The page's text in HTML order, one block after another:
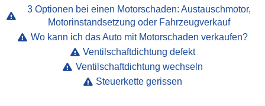
3 Optionen bei einen Motorschaden: Austauschmotor,
Motorinstandsetzung oder Fahrzeugverkauf
Wo kann ich das Auto mit Motorschaden verkaufen?
Ventilschaftdichtung defekt
Ventilschaftdichtung wechseln
Steuerkette gerissen